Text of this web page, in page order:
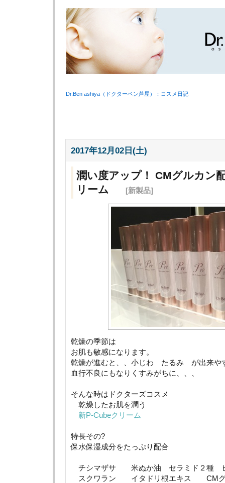
Dr.Ben ashiya（ドクターベン芦屋）：コスメ日記
2017年12月02日(土)
潤い度アップ！ CMグルカン
リーム
[新製品]
乾燥の季節は
お肌も敏感になります。
乾燥が進むと、、小じわ たるみ が出来や
血行不良にもなりくすみがちに、、、
そんな時はドクターズコスメ
乾燥したお肌を潤う
新P-Cubeクリーム
特長その?
保水保湿成分をたっぷり配合
チシマザサ 米ぬか油 セラミド２種
スクワラン イタドリ根エキス CMグ